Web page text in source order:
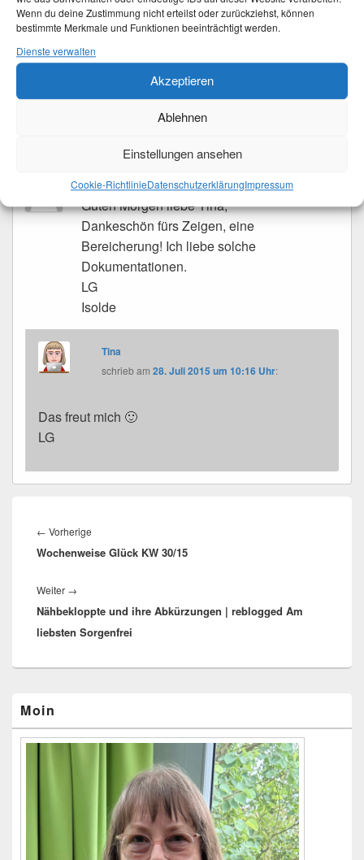
Wenn du deine Zustimmung nicht erteilst oder zurückziehst, können
bestimmte Merkmale und Funktionen beeinträchtigt werden.
Dienste verwalten
Akzeptieren
Ablehnen
Einstellungen ansehen
Cookie-RichtlinieDatenschutzerklärungImpressum
Ich habe neuerdings das Archiv meines
SchwieVa’s zur Verfügung und er hat Hamburg
über viele Jahrzehnte in Bild und Dia
festgehalten.
nixeschriebam28. Juli 2015 um 09:52 Uhr:
Guten Morgen liebe Tina,
Dankeschön fürs Zeigen, eine
Bereicherung! Ich liebe solche
Dokumentationen.
LG
Isolde
Tina
schriebam28. Juli 2015 um 10:16 Uhr:
Das freut mich 🙂
LG
← Vorherige
Beitrag:
Wochenweise Glück KW 30/15
Weiter →
Beitrag:
Nähbekloppte und ihre Abkürzungen | reblogged Am
liebsten Sorgenfrei
Seitenleisten-
Widgetbereich
Moin